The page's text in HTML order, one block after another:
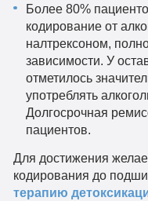
Более 80%
кодирование от
налтрексоном,
зависимости. У
отметилось
употреблять
Долгосрочная
пациентов.
Для достижения
кодирования до
терапию